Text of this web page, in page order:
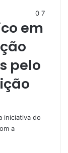
0 7
em
pelo
iniciativa do
a